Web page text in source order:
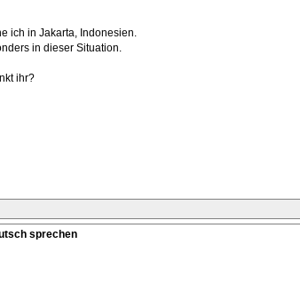
ich in Jakarta, Indonesien.
in dieser Situation.
ihr?
sprechen